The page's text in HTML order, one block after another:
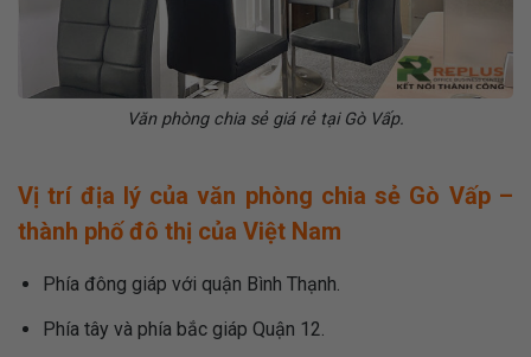
Văn phòng chia sẻ giá rẻ tại Gò Vấp.
Vị trí địa lý của văn phòng chia sẻ Gò Vấp –
thành phố đô thị của Việt Nam
Phía đông giáp với quận Bình Thạnh.
Phía tây và phía bắc giáp Quận 12.